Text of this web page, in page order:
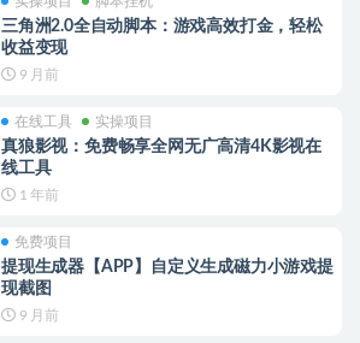
三角洲2.0全自动脚本：游戏高效打金，轻松
收益变现
9 月前
在线工具 实操项目
真狼影视：免费畅享全网无广高清4K影视在
线工具
1 年前
免费项目
提现生成器【APP】自定义生成磁力小游戏提
现截图
9 月前